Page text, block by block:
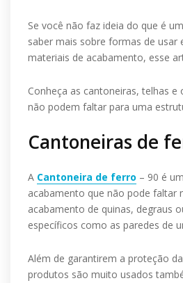
Se você não faz ideia do que é
saber mais sobre formas de usar
materiais de acabamento, esse
Conheça as cantoneiras, telhas
não podem faltar para uma
Cantoneiras de
A Cantoneira de ferro – 90 é
acabamento que não pode faltar
acabamento de quinas, degraus
específicos como as paredes de
Além de garantirem a proteção
produtos são muito usados